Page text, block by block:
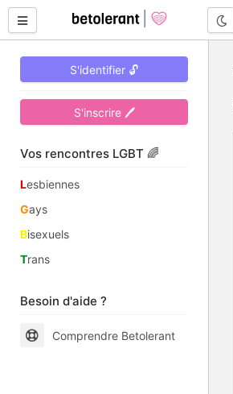
S'identifier 🔓
S'inscrire 🖊
Vos rencontres LGBT 🌈
Lesbiennes
Gays
Bisexuels
Trans
Besoin d'aide ?
Comprendre Betolerant